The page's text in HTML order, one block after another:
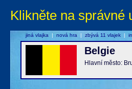
Klikněte na správné
Belgie
Hlavní město:
jiná vlajka | nová hra | zbývá 11 vlajek |